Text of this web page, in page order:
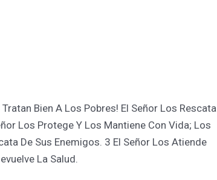
Bien A Los Pobres! El Señor Los Rescata
Los Protege Y Los Mantiene Con Vida; Los
De Sus Enemigos. 3 El Señor Los Atiende
La Salud.